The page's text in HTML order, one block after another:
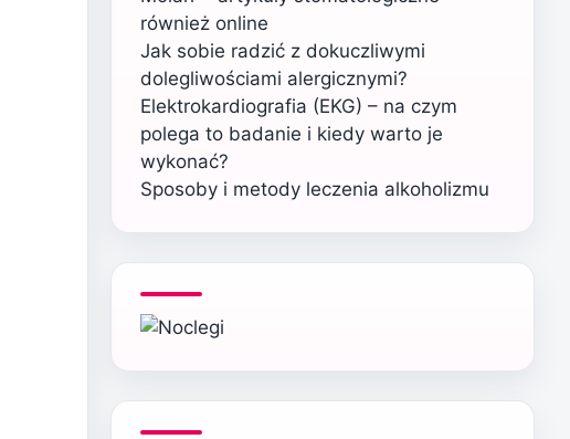
również online
Jak sobie radzić z dokuczliwymi
dolegliwościami alergicznymi?
Elektrokardiografia (EKG) – na czym
polega to badanie i kiedy warto je
wykonać?
Sposoby i metody leczenia alkoholizmu